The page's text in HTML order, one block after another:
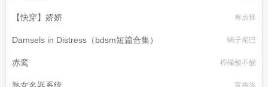
【快穿】娇娇 有点怪
Damsels in Distress（bdsm短篇合集） 蝎子尾巴
赤鸾 柠檬酸不酸
富梅洛